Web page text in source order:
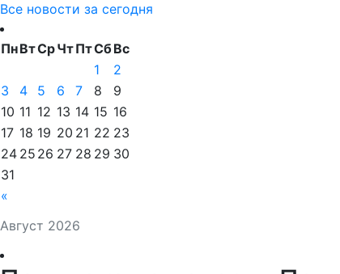
Все новости за сегодня
Август 2026
ПнВтСрЧтПтСбВс
«
1
2
3
4 5 6 7 8
9
10 11 12 13 14 15 16
17 18 19 20 21 22 23
24 25 26 27 28 29 30
31